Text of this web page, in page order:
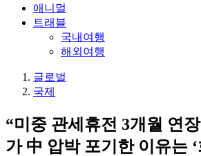
애니멀
트래블
국내여행
해외여행
글로벌
국제
“미중 관세휴전 3개월 연
가 中 압박 포기한 이유는 ‘